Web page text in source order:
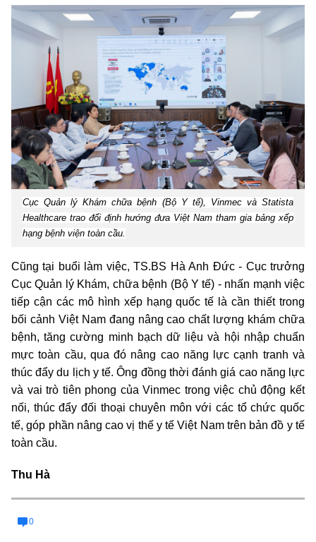
Cục Quản lý Khám chữa bệnh (Bộ Y tế), Vinmec và Statista
Healthcare trao đổi định hướng đưa Việt Nam tham gia bảng xếp
hạng bệnh viện toàn cầu.
Cũng tại buổi làm việc, TS.BS Hà Anh Đức - Cục trưởng
Cục Quản lý Khám, chữa bệnh (Bộ Y tế) - nhấn mạnh việc
tiếp cận các mô hình xếp hạng quốc tế là cần thiết trong
bối cảnh Việt Nam đang nâng cao chất lượng khám chữa
bệnh, tăng cường minh bạch dữ liệu và hội nhập chuẩn
mực toàn cầu, qua đó nâng cao năng lực cạnh tranh và
thúc đẩy du lịch y tế. Ông đồng thời đánh giá cao năng lực
và vai trò tiên phong của Vinmec trong việc chủ động kết
nối, thúc đẩy đối thoại chuyên môn với các tổ chức quốc
tế, góp phần nâng cao vị thế y tế Việt Nam trên bản đồ y tế
toàn cầu.
Thu Hà
0